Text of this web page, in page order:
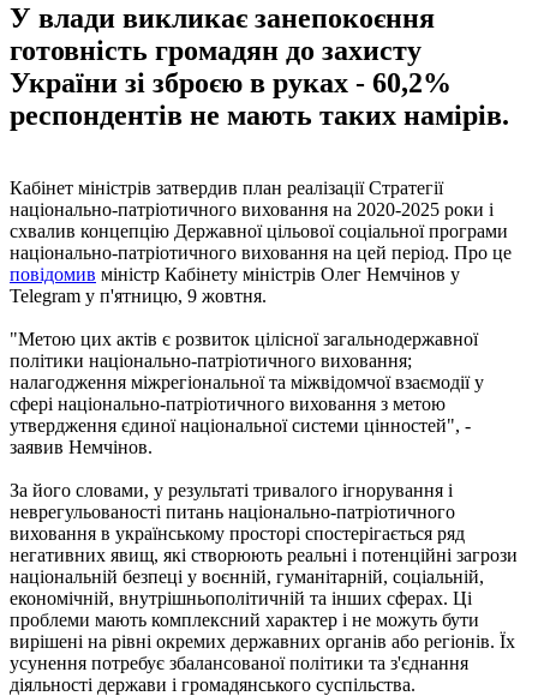
У влади викликає занепокоєння
готовність громадян до захисту
України зі зброєю в руках - 60,2%
респондентів не мають таких намірів.
Кабінет міністрів затвердив план реалізації Стратегії
національно-патріотичного виховання на 2020-2025 роки і
схвалив концепцію Державної цільової соціальної програми
національно-патріотичного виховання на цей період. Про це
повідомив міністр Кабінету міністрів Олег Немчінов у
Telegram у п'ятницю, 9 жовтня.
"Метою цих актів є розвиток цілісної загальнодержавної
політики національно-патріотичного виховання;
налагодження міжрегіональної та міжвідомчої взаємодії у
сфері національно-патріотичного виховання з метою
утвердження єдиної національної системи цінностей", -
заявив Немчінов.
За його словами, у результаті тривалого ігнорування і
неврегульованості питань національно-патріотичного
виховання в українському просторі спостерігається ряд
негативних явищ, які створюють реальні і потенційні загрози
національній безпеці у воєнній, гуманітарній, соціальній,
економічній, внутрішньополітичній та інших сферах. Ці
проблеми мають комплексний характер і не можуть бути
вирішені на рівні окремих державних органів або регіонів. Їх
усунення потребує збалансованої політики та з'єднання
діяльності держави і громадянського суспільства.